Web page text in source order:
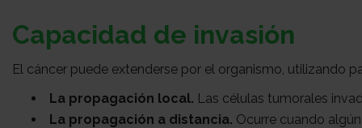
Capacidad de invasión
El cáncer puede extenderse por el organismo, utilizando
La propagación local. Las células tumorales
La propagación a distancia. Ocurre cuando